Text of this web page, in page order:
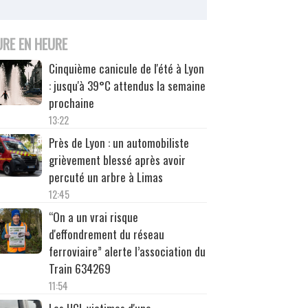
EN HEURE
Cinquième canicule de l'été à Lyon
: jusqu'à 39°C attendus la semaine
prochaine
13:22
Près de Lyon : un automobiliste
grièvement blessé après avoir
percuté un arbre à Limas
12:45
“On a un vrai risque
d'effondrement du réseau
ferroviaire” alerte l’association du
Train 634269
11:54